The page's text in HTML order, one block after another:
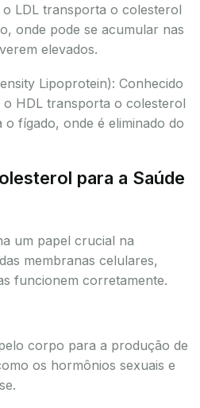
LDL transporta o colesterol
onde pode se acumular nas
elevados.
Lipoprotein): Conhecido
HDL transporta o colesterol
fígado, onde é eliminado do
para a Saúde
um papel crucial na
membranas celulares,
funcionem corretamente.
corpo para a produção de
os hormônios sexuais e